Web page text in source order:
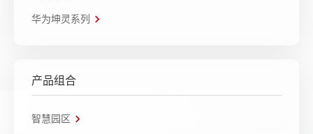
华为坤灵系列
产品组合
智慧园区